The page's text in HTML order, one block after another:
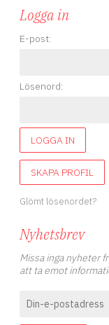
Logga in
E-post:
Lösenord:
LOGGA IN
SKAPA PROFIL
Glömt lösenordet?
Nyhetsbrev
Missa inga nyheter
att ta emot